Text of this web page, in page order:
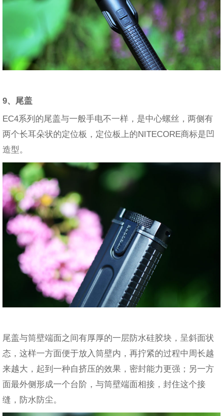
9、尾盖
EC4系列的尾盖与一般手电不一样，是中心螺丝，两侧有
两个长耳朵状的定位板，定位板上的NITECORE商标是凹
造型。
尾盖与筒壁端面之间有厚厚的一层防水硅胶块，呈斜面状
态，这样一方面便于放入筒壁内，再拧紧的过程中周长越
来越大，起到一种自挤压的效果，密封能力更强；另一方
面最外侧形成一个台阶，与筒壁端面相接，封住这个接
缝，防水防尘。